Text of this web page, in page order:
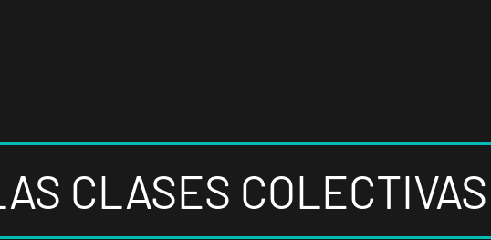
CLASES COLECTIVAS